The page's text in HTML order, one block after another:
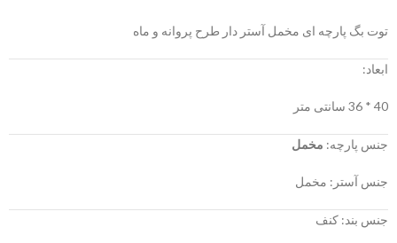
توت بگ پارچه ای مخمل آستر دار طرح پروانه و ماه
ابعاد:
40 * 36 سانتی متر
جنس پارچه: مخمل
جنس آستر: مخمل
جنس بند: کنف